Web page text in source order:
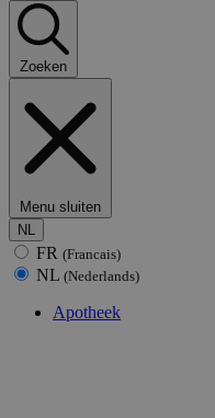
Zoeken
Menu sluiten
NL
FR (Francais)
NL (Nederlands)
Apotheek